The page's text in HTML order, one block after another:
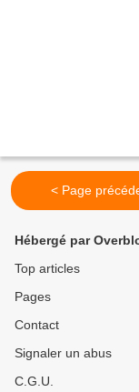
< Page
Hébergé par
Top articles
Pages
Contact
Signaler un abus
C.G.U.